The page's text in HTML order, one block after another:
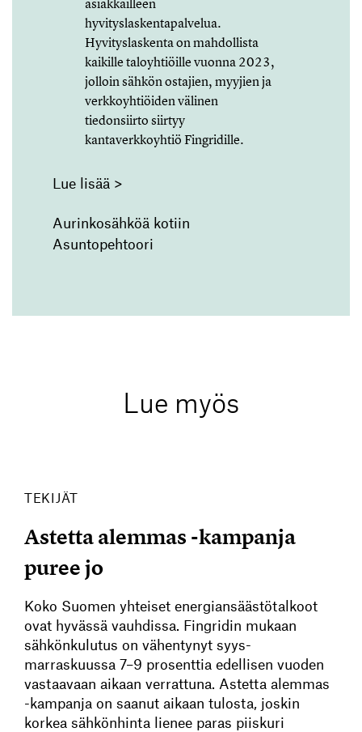
hyvityslaskentapalvelua.
Hyvityslaskenta on mahdollista
kaikille taloyhtiöille vuonna 2023,
jolloin sähkön ostajien, myyjien ja
verkkoyhtiöiden välinen
tiedonsiirto siirtyy
kantaverkkoyhtiö Fingridille.
Lue lisää >
Aurinkosähköä kotiin
Asuntopehtoori
Lue myös
TEKIJÄT
Astetta alemmas -kampanja
puree jo
Koko Suomen yhteiset energiansäästötalkoot
ovat hyvässä vauhdissa. Fingridin mukaan
sähkönkulutus on vähentynyt syys-
marraskuussa 7–9 prosenttia edellisen vuoden
vastaavaan aikaan verrattuna. Astetta alemmas
-kampanja on saanut aikaan tulosta, joskin
korkea sähkönhinta lienee paras piiskuri